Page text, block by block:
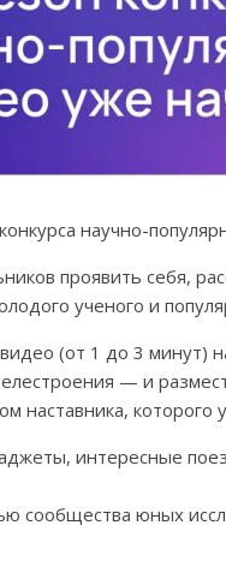
научно-
проявить себя,
ученого и
(от 1 до 3 минут)
— и
наставника, которого
интересные
сообщества юных